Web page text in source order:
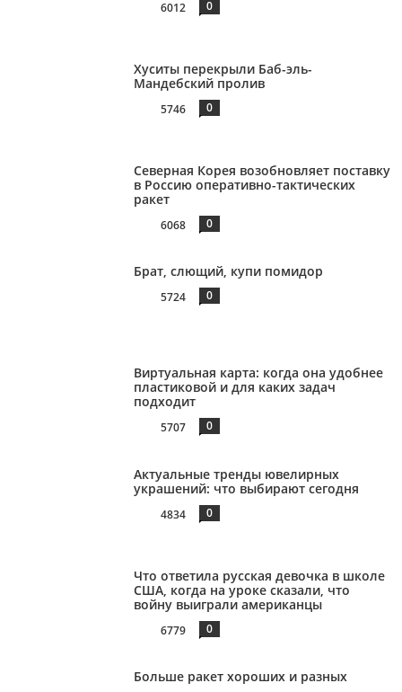
6012 0
Хуситы перекрыли Баб-эль-
Мандебский пролив
5746 0
Северная Корея возобновляет поставку
в Россию оперативно-тактических
ракет
6068 0
Брат, слющий, купи помидор
5724 0
Виртуальная карта: когда она удобнее
пластиковой и для каких задач
подходит
5707 0
Актуальные тренды ювелирных
украшений: что выбирают сегодня
4834 0
Что ответила русская девочка в школе
США, когда на уроке сказали, что
войну выиграли американцы
6779 0
Больше ракет хороших и разных